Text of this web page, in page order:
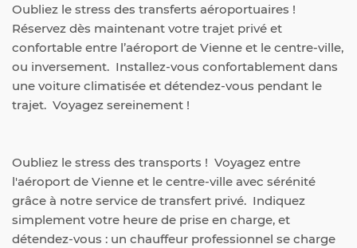
Oubliez le stress des transferts aéroportuaires !
Réservez dès maintenant votre trajet privé et
confortable entre l’aéroport de Vienne et le centre-ville,
ou inversement.  Installez-vous confortablement dans
une voiture climatisée et détendez-vous pendant le
trajet.  Voyagez sereinement !
Oubliez le stress des transports !  Voyagez entre
l'aéroport de Vienne et le centre-ville avec sérénité
grâce à notre service de transfert privé.  Indiquez
simplement votre heure de prise en charge, et
détendez-vous : un chauffeur professionnel se charge